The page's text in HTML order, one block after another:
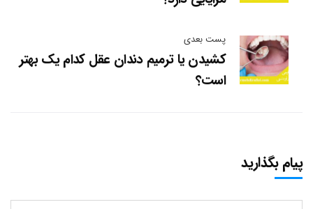
پست بعدی
کشیدن یا ترمیم دندان عقل کدام یک بهتر
است؟
پیام بگذارید